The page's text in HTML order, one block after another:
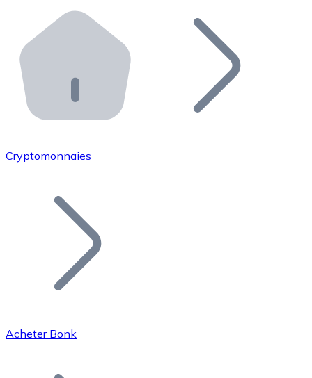
Distributeurs automatiques Bitnovo
Intégrez un ATM Bitnovo dans votre entreprise et
API Bitnovo
Intégrez notre API dans votre écosystème.
Rejoignez notre réseau de distributeurs et
Ajoutez le token de votre projet à notre service
Cryptomonnaies
Acheter Bonk